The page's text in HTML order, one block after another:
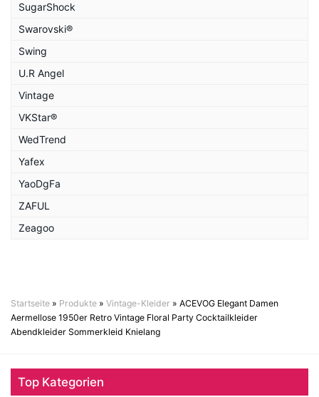
SugarShock
Swarovski®
Swing
U.R Angel
Vintage
VKStar®
WedTrend
Yafex
YaoDgFa
ZAFUL
Zeagoo
Startseite » Produkte » Vintage-Kleider » ACEVOG Elegant Damen
Aermellose 1950er Retro Vintage Floral Party Cocktailkleider
Abendkleider Sommerkleid Knielang
Top Kategorien